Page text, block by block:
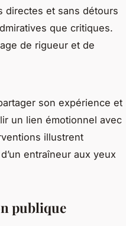
directes et sans détours
que critiques.
de rigueur et de
son expérience et
un lien émotionnel avec
illustrent
entraîneur aux yeux
publique